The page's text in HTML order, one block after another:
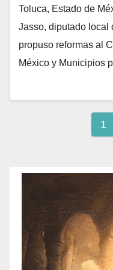
Toluca, Estado de
Jasso, diputado local
propuso reformas al
México y Municipios
1